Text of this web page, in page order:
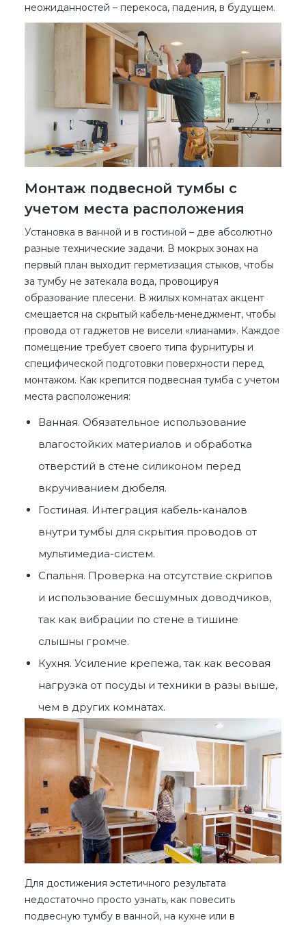
неожиданностей – перекоса, падения, в будущем.
Монтаж подвесной тумбы с
учетом места расположения
Установка в ванной и в гостиной – две абсолютно
разные технические задачи. В мокрых зонах на
первый план выходит герметизация стыков, чтобы
за тумбу не затекала вода, провоцируя
образование плесени. В жилых комнатах акцент
смещается на скрытый кабель-менеджмент, чтобы
провода от гаджетов не висели «лианами». Каждое
помещение требует своего типа фурнитуры и
специфической подготовки поверхности перед
монтажом. Как крепится подвесная тумба с учетом
места расположения:
Ванная. Обязательное использование
влагостойких материалов и обработка
отверстий в стене силиконом перед
вкручиванием дюбеля.
Гостиная. Интеграция кабель-каналов
внутри тумбы для скрытия проводов от
мультимедиа-систем.
Спальня. Проверка на отсутствие скрипов
и использование бесшумных доводчиков,
так как вибрации по стене в тишине
слышны громче.
Кухня. Усиление крепежа, так как весовая
нагрузка от посуды и техники в разы выше,
чем в других комнатах.
Для достижения эстетичного результата
недостаточно просто узнать, как повесить
подвесную тумбу в ванной, на кухне или в